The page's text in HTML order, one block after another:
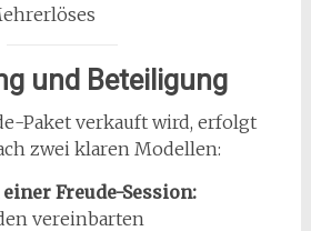
und Beteiligung
Paket verkauft wird, erfolgt
zwei klaren Modellen:
Freude-Session:
vereinbarten